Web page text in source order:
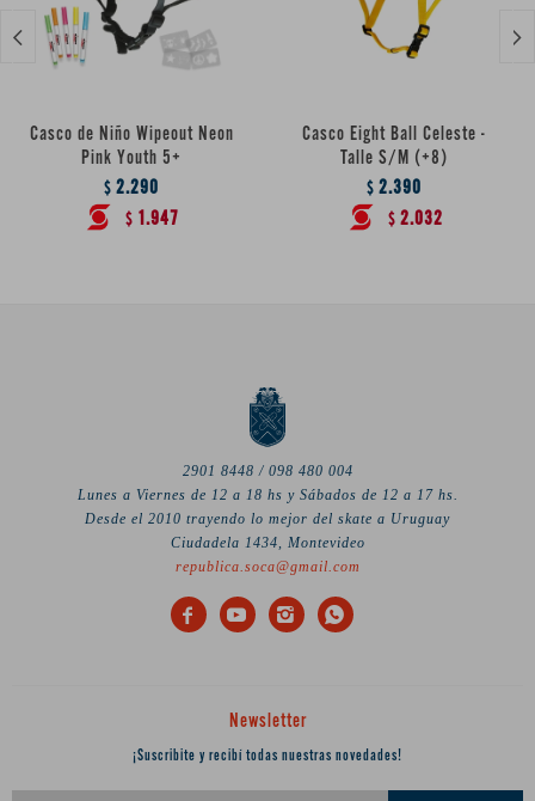
Casco de Niño Wipeout Neon
Pink Youth 5+
$ 2.290
$ 1.947
Casco Eight Ball Celeste -
Talle S/M (+8)
$ 2.390
$ 2.032
 
2901 8448 / 098 480 004
Lunes a Viernes de 12 a 18 hs y Sábados de 12 a 17 hs.
Desde el 2010 trayendo lo mejor del skate a Uruguay
Ciudadela 1434, Montevideo
republica.soca@gmail.com
   
Newsletter
¡Suscribite y recibí todas nuestras novedades!